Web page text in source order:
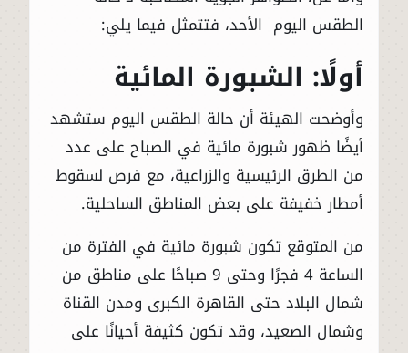
الطقس اليوم الأحد، فتتمثل فيما يلي:
أولًا: الشبورة المائية
وأوضحت الهيئة أن حالة الطقس اليوم ستشهد
أيضًا ظهور شبورة مائية في الصباح على عدد
من الطرق الرئيسية والزراعية، مع فرص لسقوط
أمطار خفيفة على بعض المناطق الساحلية.
من المتوقع تكون شبورة مائية في الفترة من
الساعة 4 فجرًا وحتى 9 صباحًا على مناطق من
شمال البلاد حتى القاهرة الكبرى ومدن القناة
وشمال الصعيد، وقد تكون كثيفة أحيانًا على